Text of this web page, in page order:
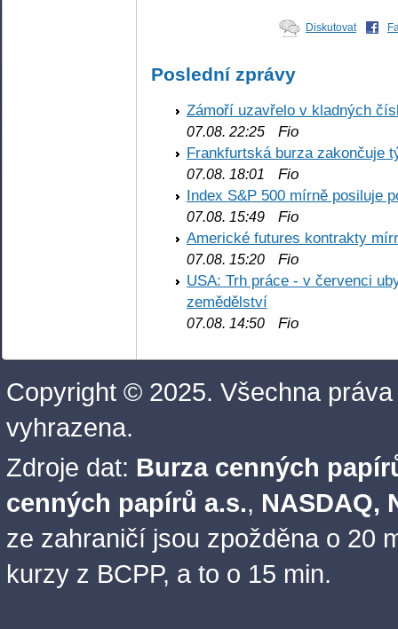
Diskutovat
Poslední zprávy
Zámoří uzavřelo v kladných
07.08. 22:25 Fio
Frankfurtská burza zakončuje
07.08. 18:01
Fio
Index S&P 500 mírně posiluje
07.08. 15:49 Fio
Americké futures kontrakty
07.08. 15:20 Fio
USA: Trh práce - v červenci
zemědělství
07.08. 14:50 Fio
Copyright © 2025. Všechna práva
vyhrazena.
Zdroje dat: Burza cenných
cenných papírů a.s., NASDAQ,
ze zahraničí jsou zpožděna o 20
kurzy z BCPP, a to o 15 min.